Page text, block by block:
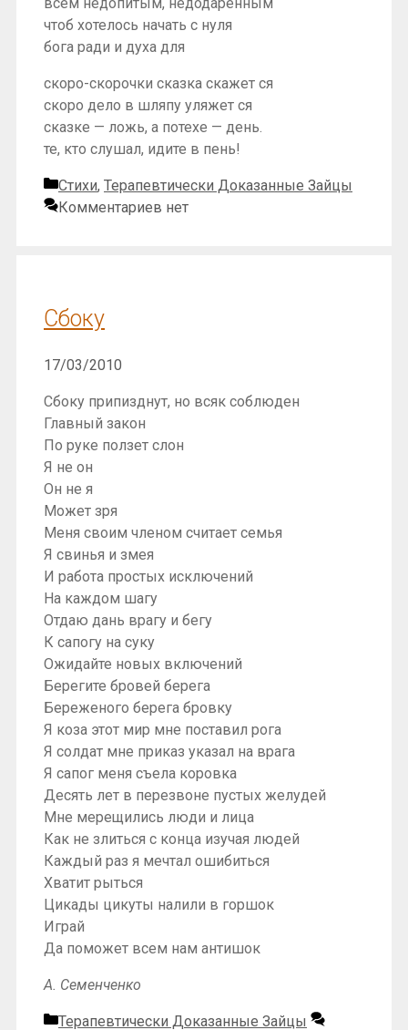
чтоб хотелось начать с нуля
бога ради и духа для
скоро-скорочки сказка скажет ся
скоро дело в шляпу уляжет ся
сказке — ложь, а потехе — день.
те, кто слушал, идите в пень!
Рубрики
Стихи, Терапевтически Доказанные Зайцы
Комментариев нет
Сбоку
17/03/2010
Сбоку припизднут, но всяк соблюден
Главный закон
По руке ползет слон
Я не он
Он не я
Может зря
Меня своим членом считает семья
Я свинья и змея
И работа простых исключений
На каждом шагу
Отдаю дань врагу и бегу
К сапогу на суку
Ожидайте новых включений
Берегите бровей берега
Береженого берега бровку
Я коза этот мир мне поставил рога
Я солдат мне приказ указал на врага
Я сапог меня съела коровка
Десять лет в перезвоне пустых желудей
Мне мерещились люди и лица
Как не злиться с конца изучая людей
Каждый раз я мечтал ошибиться
Хватит рыться
Цикады цикуты налили в горшок
Играй
Да поможет всем нам антишок
А. Семенченко
Рубрики
Терапевтически Доказанные Зайцы